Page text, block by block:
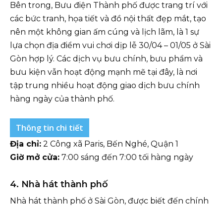
Bên trong, Bưu điện Thành phố được trang trí với
các bức tranh, họa tiết và đồ nội thất đẹp mắt, tạo
nên một không gian ấm cúng và lịch lãm, là 1 sự
lựa chọn địa điểm vui chơi dịp lễ 30/04 – 01/05 ở Sài
Gòn hợp lý. Các dịch vụ bưu chính, bưu phẩm và
bưu kiện vẫn hoạt động mạnh mẽ tại đây, là nơi
tập trung nhiều hoạt động giao dịch bưu chính
hàng ngày của thành phố.
Thông tin chi tiết
Địa chỉ: 2 Công xã Paris, Bến Nghé, Quận 1
Giờ mở cửa: 7:00 sáng đến 7:00 tối hàng ngày
4. Nhà hát thành phố
Nhà hát thành phố ở Sài Gòn, được biết đến chính